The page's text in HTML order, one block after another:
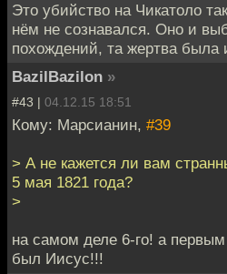
Это убийство на Чикатоло
нём не сознавался. Оно и
похождений, та жертва была
BazilBazilon »
#43 | 04.12.15 18:51
Кому: Марсианин, #39
> А не кажется ли вам
5 мая 1821 года?
>
на самом деле 6-го! а
был Иисус!!!